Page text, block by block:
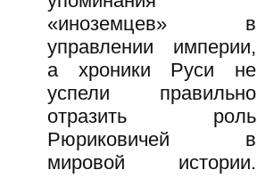
«иноземцев» в
управлении империи,
а хроники Руси не
успели правильно
отразить роль
Рюриковичей в
мировой истории.